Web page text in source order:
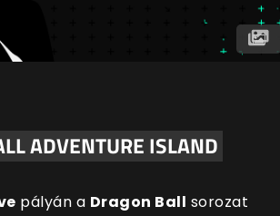
ADVENTURE ISLAND
pályán a Dragon Ball sorozat